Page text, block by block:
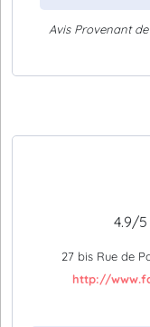
Avis Provenant
4.9/5
27 bis Rue de
http://